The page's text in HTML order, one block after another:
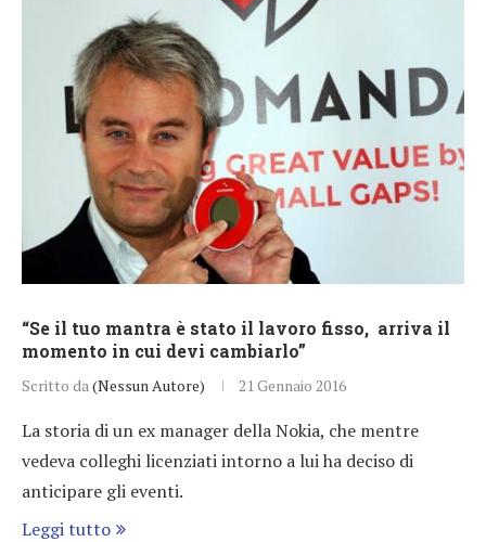
“Se il tuo mantra è stato il lavoro fisso, arriva il
momento in cui devi cambiarlo”
Scritto da (Nessun Autore) 21 Gennaio 2016
La storia di un ex manager della Nokia, che mentre
vedeva colleghi licenziati intorno a lui ha deciso di
anticipare gli eventi.
Leggi tutto